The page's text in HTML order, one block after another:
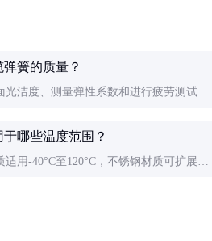
簧的质量？
光洁度、测量弹性系数和进行疲劳测试来
哪些温度范围？
用-40°C至120°C，不锈钢材质可扩展